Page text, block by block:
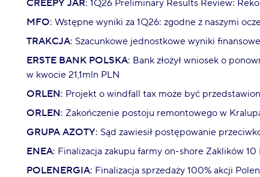
CREEPY JAR: 1Q26 Preliminary Results Review:
MFO: Wstępne wyniki za 1Q26: zgodne z naszymi
TRAKCJA: Szacunkowe jednostkowe wyniki
ERSTE BANK POLSKA: Bank złożył wniosek o
w kwocie 21,1mln PLN
ORLEN: Projekt o windfall tax może być
ORLEN: Zakończenie postoju remontowego w
GRUPA AZOTY: Sąd zawiesił postępowanie
ENEA: Finalizacja zakupu farmy on-shore Zaklików
POLENERGIA: Finalizacja sprzedaży 100% akcji